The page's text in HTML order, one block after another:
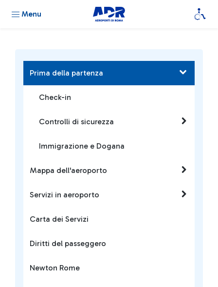
Menu
Prima della partenza
Check-in
Controlli di sicurezza
Immigrazione e Dogana
Mappa dell'aeroporto
Servizi in aeroporto
Carta dei Servizi
Diritti del passeggero
Newton Rome